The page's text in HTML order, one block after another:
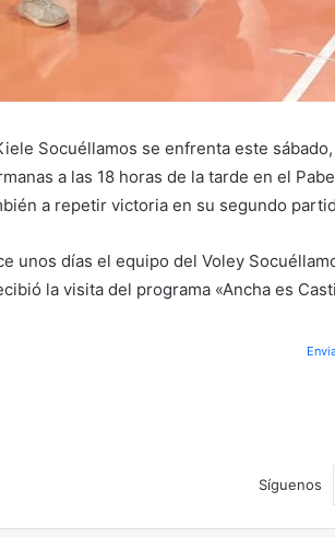
Socuéllamos se enfrenta este
a las 18 horas de la tarde en el
a repetir victoria en su segundo
unos días el equipo del Voley
la visita del programa «Ancha es
Síguenos